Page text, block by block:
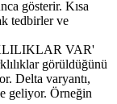
gösterir. Kısa
tedbirler ve
VAR'
görüldüğünü
Delta varyantı,
geliyor. Örneğin